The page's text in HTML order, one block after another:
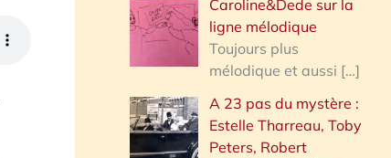
Caroline&Dede sur la
ligne mélodique
Toujours plus
mélodique et aussi […]
A 23 pas du mystère :
Estelle Tharreau, Toby
Peters, Robert